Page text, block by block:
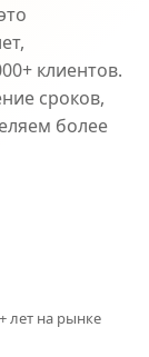
клиентов.
сроков,
более
лет на рынке